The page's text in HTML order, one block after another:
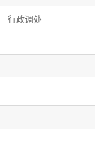
行政调处